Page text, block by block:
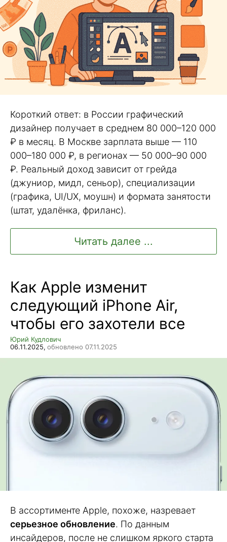
Короткий ответ: в России графический
дизайнер получает в среднем 80 000–120 000
₽ в месяц. В Москве зарплата выше — 110
000–180 000 ₽, в регионах — 50 000–90 000
₽. Реальный доход зависит от грейда
(джуниор, мидл, сеньор), специализации
(графика, UI/UX, моушн) и формата занятости
(штат, удалёнка, фриланс).
Читать далее ...
Как Apple изменит
следующий iPhone Air,
чтобы его захотели все
Юрий Кудлович
06.11.2025, обновлено 07.11.2025
В ассортименте Apple, похоже, назревает
серьезное обновление. По данным
инсайдеров, после не слишком яркого старта